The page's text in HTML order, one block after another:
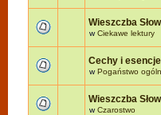
Wieszczba
wCiekawe lektury
Cechy i
wPogaństwo
Wieszczba
wCzarostwo